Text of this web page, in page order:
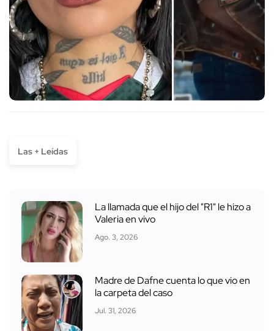
Las + Leídas
La llamada que el hijo del "R1" le hizo a
Valeria en vivo
Ago. 3, 2026
Madre de Dafne cuenta lo que vio en
la carpeta del caso
Jul. 31, 2026